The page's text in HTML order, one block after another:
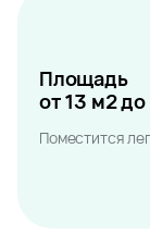
Площадь
от 13 м2
Поместится